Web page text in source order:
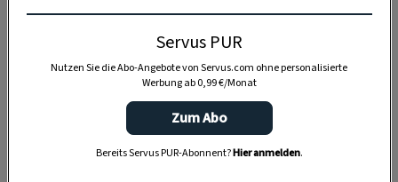
Servus PUR
Nutzen Sie die Abo-Angebote von Servus.com ohne personalisierte
Werbung ab 0,99 €/Monat
Zum Abo
Bereits Servus PUR-Abonnent?Hier anmelden.